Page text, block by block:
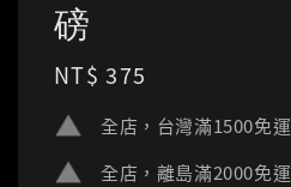
磅
Regular
NT$ 375
全店，台灣滿1500免運
全店，離島滿2000免運